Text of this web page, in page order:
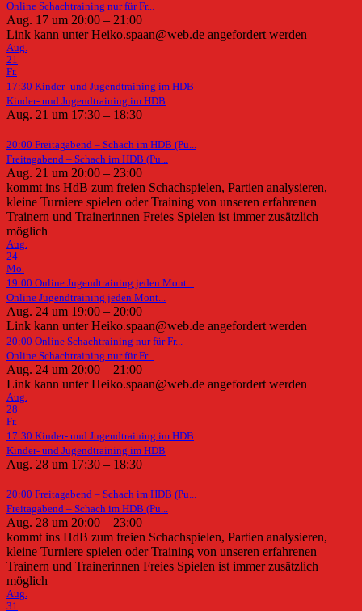
Online Schachtraining nur für Fr...
Aug. 17 um 20:00 – 21:00
Link kann unter Heiko.spaan@web.de angefordert werden
Aug.
21
Fr.
17:30 Kinder- und Jugendtraining im HDB
Kinder- und Jugendtraining im HDB
Aug. 21 um 17:30 – 18:30
20:00 Freitagabend – Schach im HDB (Pu...
Freitagabend – Schach im HDB (Pu...
Aug. 21 um 20:00 – 23:00
kommt ins HdB zum freien Schachspielen, Partien analysieren,
kleine Turniere spielen oder Training von unseren erfahrenen
Trainern und Trainerinnen Freies Spielen ist immer zusätzlich
möglich
Aug.
24
Mo.
19:00 Online Jugendtraining jeden Mont...
Online Jugendtraining jeden Mont...
Aug. 24 um 19:00 – 20:00
Link kann unter Heiko.spaan@web.de angefordert werden
20:00 Online Schachtraining nur für Fr...
Online Schachtraining nur für Fr...
Aug. 24 um 20:00 – 21:00
Link kann unter Heiko.spaan@web.de angefordert werden
Aug.
28
Fr.
17:30 Kinder- und Jugendtraining im HDB
Kinder- und Jugendtraining im HDB
Aug. 28 um 17:30 – 18:30
20:00 Freitagabend – Schach im HDB (Pu...
Freitagabend – Schach im HDB (Pu...
Aug. 28 um 20:00 – 23:00
kommt ins HdB zum freien Schachspielen, Partien analysieren,
kleine Turniere spielen oder Training von unseren erfahrenen
Trainern und Trainerinnen Freies Spielen ist immer zusätzlich
möglich
Aug.
31